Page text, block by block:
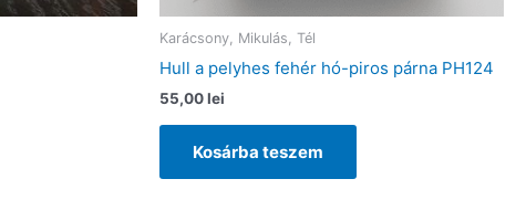
Karácsony, Mikulás, Tél
Hull a pelyhes fehér hó-piros párna PH124
55,00lei
Kosárba teszem